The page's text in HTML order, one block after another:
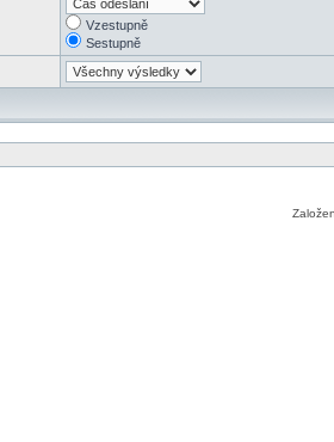
Vzestupně
Sestupně